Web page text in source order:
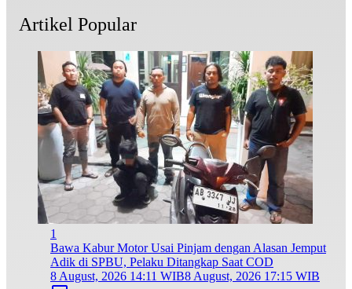
Artikel Popular
1
Bawa Kabur Motor Usai Pinjam dengan Alasan Jemput
Adik di SPBU, Pelaku Ditangkap Saat COD
8 August, 2026 14:11 WIB8 August, 2026 17:15 WIB